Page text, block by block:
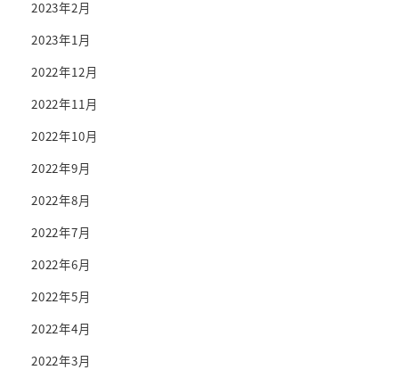
2023年2月
2023年1月
2022年12月
2022年11月
2022年10月
2022年9月
2022年8月
2022年7月
2022年6月
2022年5月
2022年4月
2022年3月